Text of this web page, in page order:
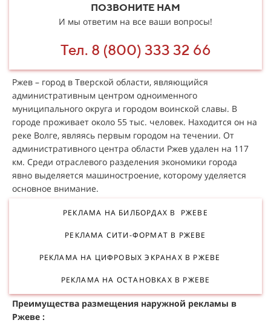
ПОЗВОНИТЕ НАМ
И мы ответим на все ваши вопросы!
Тел. 8 (800) 333 32 66
Ржев – город в Тверской области, являющийся
административным центром одноименного
муниципального округа и городом воинской славы. В
городе проживает около 55 тыс. человек. Находится он на
реке Волге, являясь первым городом на течении. От
административного центра области Ржев удален на 117
км. Среди отраслевого разделения экономики города
явно выделяется машиностроение, которому уделяется
основное внимание.
РЕКЛАМА НА БИЛБОРДАХ В РЖЕВЕ
РЕКЛАМА СИТИ-ФОРМАТ В РЖЕВЕ
РЕКЛАМА НА ЦИФРОВЫХ ЭКРАНАХ В РЖЕВЕ
РЕКЛАМА НА ОСТАНОВКАХ В РЖЕВЕ
Преимущества размещения наружной рекламы в
Ржеве :